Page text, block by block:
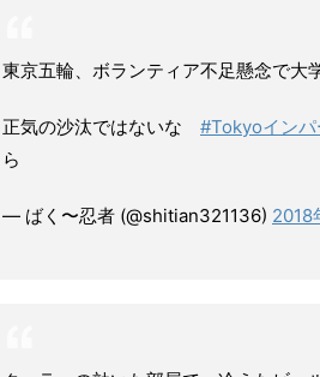
東京五輪、ボランティア不足懸念で大
正気の沙汰ではないな #Tokyoイン
ら
— ばく〜忍者 (@shitian321136) 2018